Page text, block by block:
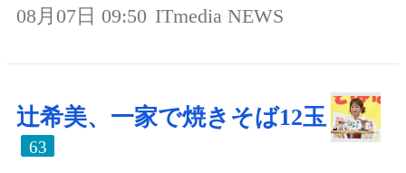
08月07日 09:50 ITmedia NEWS
辻希美、一家で焼きそば12玉
63